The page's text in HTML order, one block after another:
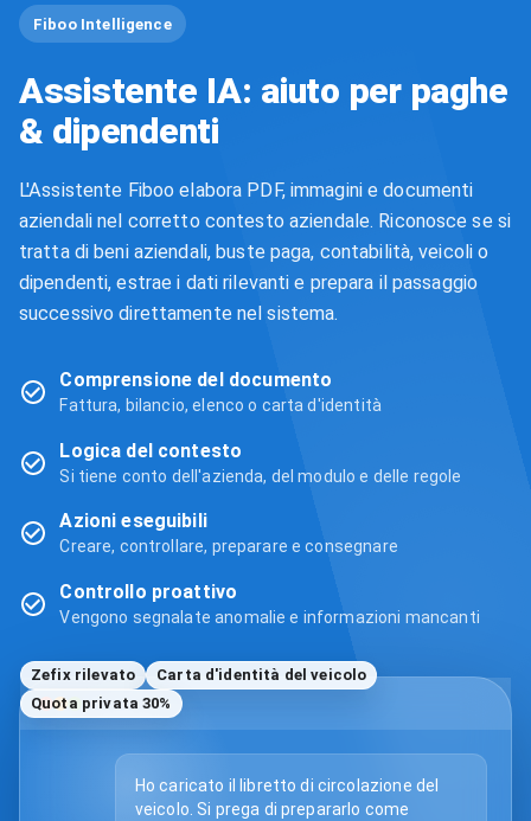
Fiboo Intelligence
Assistente IA: aiuto per paghe
& dipendenti
L'Assistente Fiboo elabora PDF, immagini e documenti
aziendali nel corretto contesto aziendale. Riconosce se si
tratta di beni aziendali, buste paga, contabilità, veicoli o
dipendenti, estrae i dati rilevanti e prepara il passaggio
successivo direttamente nel sistema.
Comprensione del documento
Fattura, bilancio, elenco o carta d'identità
Logica del contesto
Si tiene conto dell'azienda, del modulo e delle regole
Azioni eseguibili
Creare, controllare, preparare e consegnare
Controllo proattivo
Vengono segnalate anomalie e informazioni mancanti
Zefix rilevato
Carta d'identità del veicolo
Quota privata 30%
Ho caricato il libretto di circolazione del
veicolo. Si prega di prepararlo come